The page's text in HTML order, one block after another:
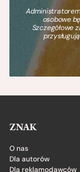
Administratorem
osobowe
Szczegółowe
ZNAK
O nas
Dla autorów
Dla reklamodawców